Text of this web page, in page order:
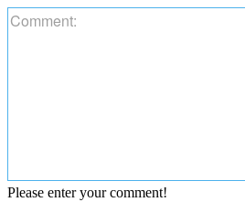
Please enter your comment!